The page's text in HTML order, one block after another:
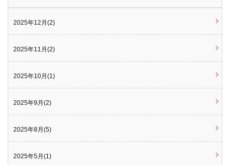
2025年12月(2)
2025年11月(2)
2025年10月(1)
2025年9月(2)
2025年8月(5)
2025年5月(1)